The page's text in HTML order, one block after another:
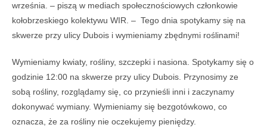
września. – piszą w mediach społecznościowych członkowie
kołobrzeskiego kolektywu WIR. – Tego dnia spotykamy się na
skwerze przy ulicy Dubois i wymieniamy zbędnymi roślinami!
Wymieniamy kwiaty, rośliny, szczepki i nasiona. Spotykamy się o
godzinie 12:00 na skwerze przy ulicy Dubois. Przynosimy ze
sobą rośliny, rozglądamy się, co przynieśli inni i zaczynamy
dokonywać wymiany. Wymieniamy się bezgotówkowo, co
oznacza, że za rośliny nie oczekujemy pieniędzy.